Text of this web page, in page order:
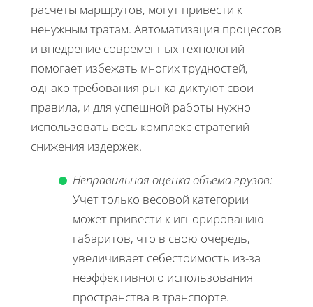
расчеты маршрутов, могут привести к
ненужным тратам. Автоматизация процессов
и внедрение современных технологий
помогает избежать многих трудностей,
однако требования рынка диктуют свои
правила, и для успешной работы нужно
использовать весь комплекс стратегий
снижения издержек.
Неправильная оценка объема грузов:
Учет только весовой категории
может привести к игнорированию
габаритов, что в свою очередь,
увеличивает себестоимость из-за
неэффективного использования
пространства в транспорте.